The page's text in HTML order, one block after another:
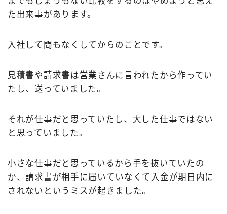
た出来事があります。
入社して間もなくしてからのことです。
見積書や請求書は営業さんに言われたから作ってい
たし、送っていました。
それが仕事だと思っていたし、大した仕事ではない
と思っていました。
小さな仕事だと思っているから手を抜いていたの
か、請求書が相手に届いていなくて入金が期日内に
されないというミスが起きました。